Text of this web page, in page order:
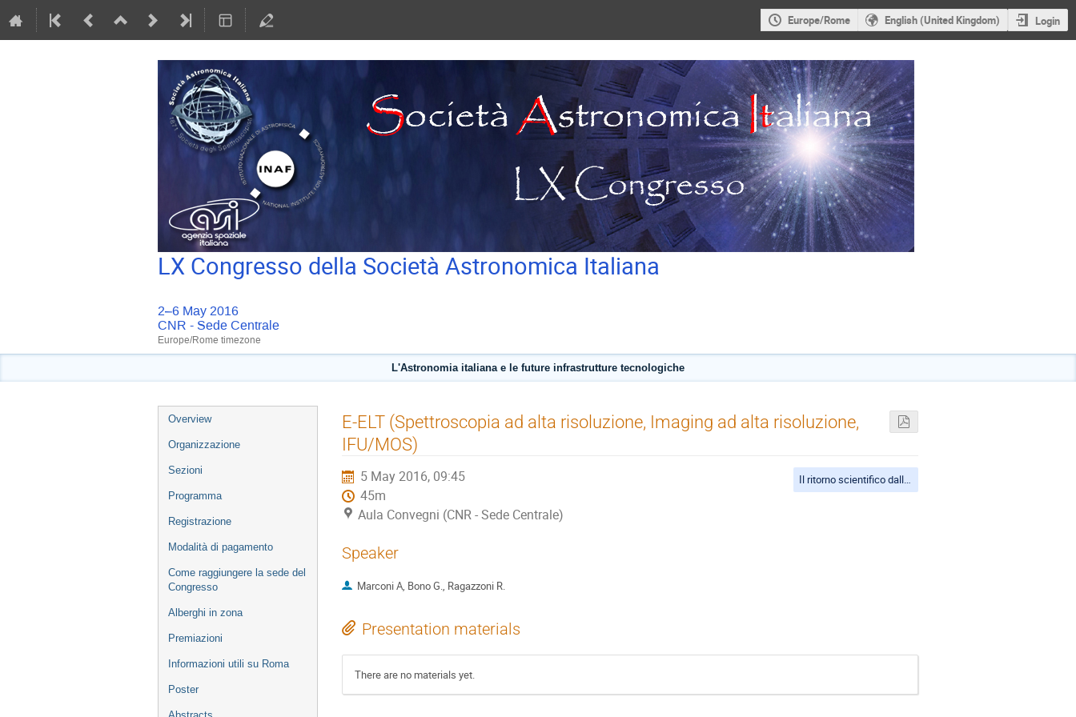
Europe/Rome English (United Kingdom) Login
LX Congresso della Società Astronomica Italiana
2–6 May 2016
CNR - Sede Centrale
Europe/Rome timezone
L'Astronomia italiana e le future infrastrutture tecnologiche
Event
menu
Overview
Organizzazione
Sezioni
Programma
Registrazione
Modalità di pagamento
Come raggiungere la sede del
Congresso
Alberghi in zona
Premiazioni
Informazioni utili su Roma
Poster
E-ELT (Spettroscopia ad alta risoluzione, Imaging ad alta risoluzione,
IFU/MOS)
5 May 2016, 09:45
45m
Aula Convegni (CNR - Sede Centrale)
Il ritorno scientifico dalle grandi infrastrutture: Orizzonte 2030
Speaker
Marconi A, Bono G., Ragazzoni R.
Presentation materials
There are no materials yet.